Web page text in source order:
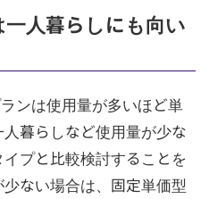
人暮らしにも向い
ンは使用量が多いほど単
暮らしなど使用量が少な
プと比較検討することを
ない場合は、固定単価型